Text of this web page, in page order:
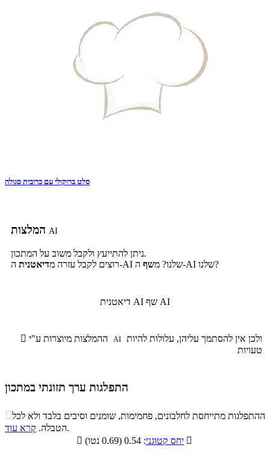
סלט ברוקולי עם כרובית סגולה
AI
ניתן להתייעץ ולקבל משוב על המתכון.
רוצים לקבל עזרה מדיאטנית ה-AI שלנו? משף ה-AI שלנו?
דיאטנית AI שף AI
 AI
טעויות
התפלגות ערך תזונתי במתכון
התפלגות ערך תזונתי במתכון
סיבים
תזונתיים
שומנים חלבונים
13.2% 43.7%
ההתפלגות מתייחסת לחלבונים, פחמימות, שומנים וסיבים בלבד ולא לכל
הטבלה. קרא עוד
.

יחס קטוגני 